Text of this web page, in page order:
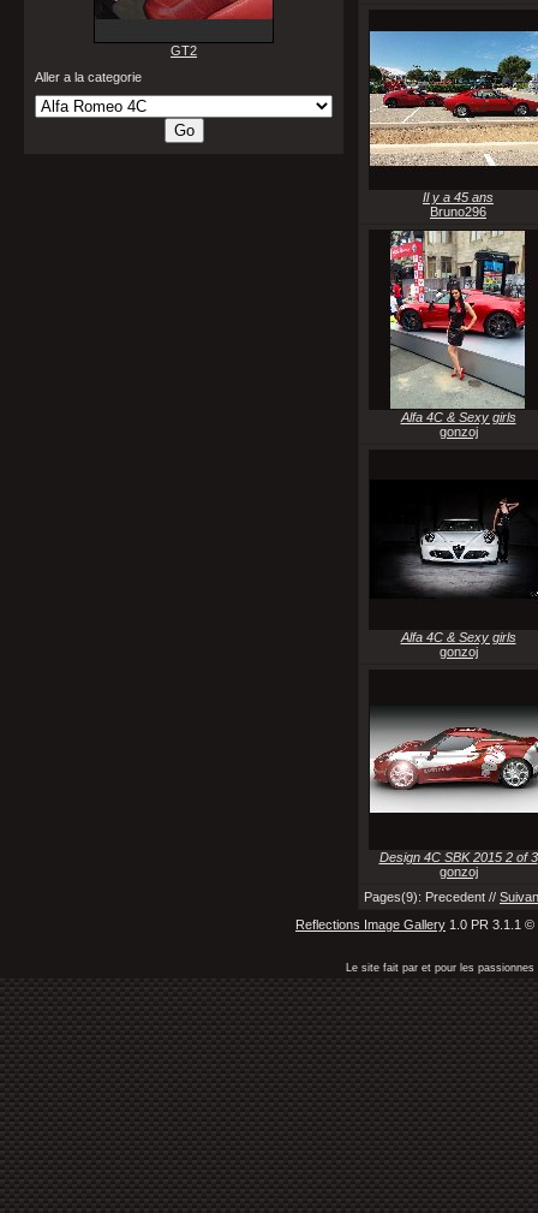
GT2
Aller a la categorie
Il y a 45 ans
Bruno296
Alfa 4C & Sexy girls
gonzoj
Alfa 4C & Sexy girls
gonzoj
Design 4C SBK 2015 2 of 3
gonzoj
Pages(9): Precedent //
Reflections Image Gallery 1.0 PR 3.1.1
Le site fait par et pour les